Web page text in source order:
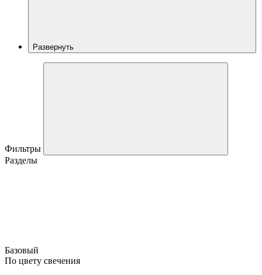
Развернуть
Фильтры
Разделы
Базовый
По цвету свечения